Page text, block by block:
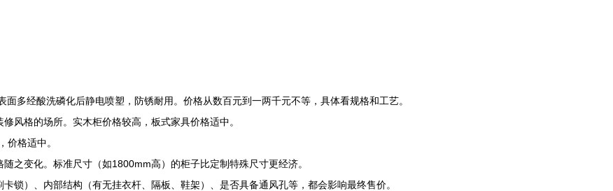
多经酸洗磷化后静电喷塑，防锈耐用。价格从数百元到一两千元不等，具体看规格和工艺。
风格的场所。实木柜价格较高，板式家具价格适中。
价格适中。
之变化。标准尺寸（如1800mm高）的柜子比定制特殊尺寸更经济。
锁）、内部结构（有无挂衣杆、隔板、鞋架）、是否具备通风孔等，都会影响最终售价。